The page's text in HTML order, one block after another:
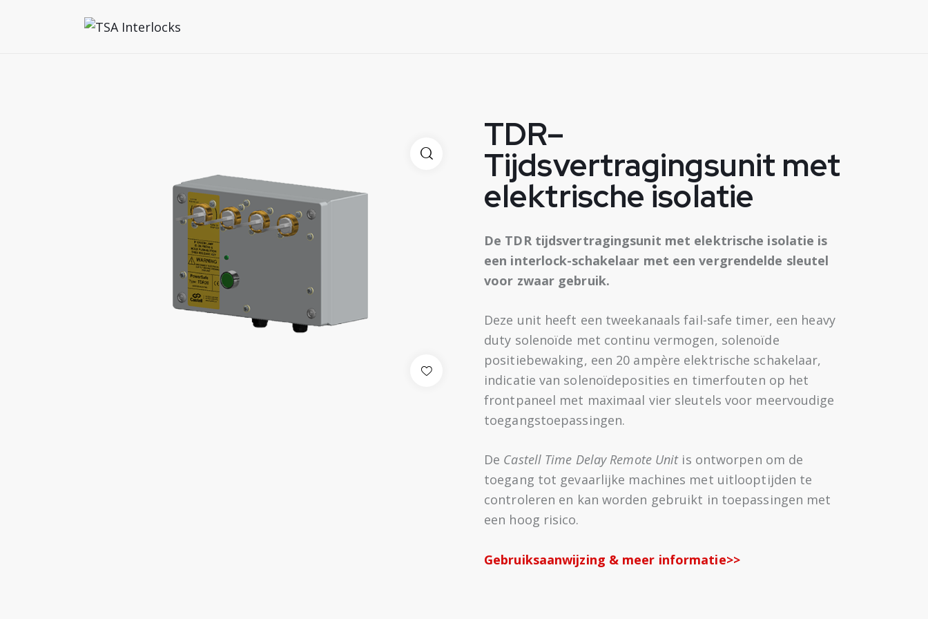
TDR–
Tijdsvertragingsunit met
elektrische isolatie
De TDR tijdsvertragingsunit met elektrische isolatie is
een interlock-schakelaar met een vergrendelde sleutel
voor zwaar gebruik.
Deze unit heeft een tweekanaals fail-safe timer, een heavy
duty solenoïde met continu vermogen, solenoïde
positiebewaking, een 20 ampère elektrische schakelaar,
indicatie van solenoïdeposities en timerfouten op het
frontpaneel met maximaal vier sleutels voor meervoudige
toegangstoepassingen.
De Castell Time Delay Remote Unitis ontworpen om de
toegang tot gevaarlijke machines met uitlooptijden te
controleren en kan worden gebruikt in toepassingen met
een hoog risico.
Gebruiksaanwijzing & meer informatie>>